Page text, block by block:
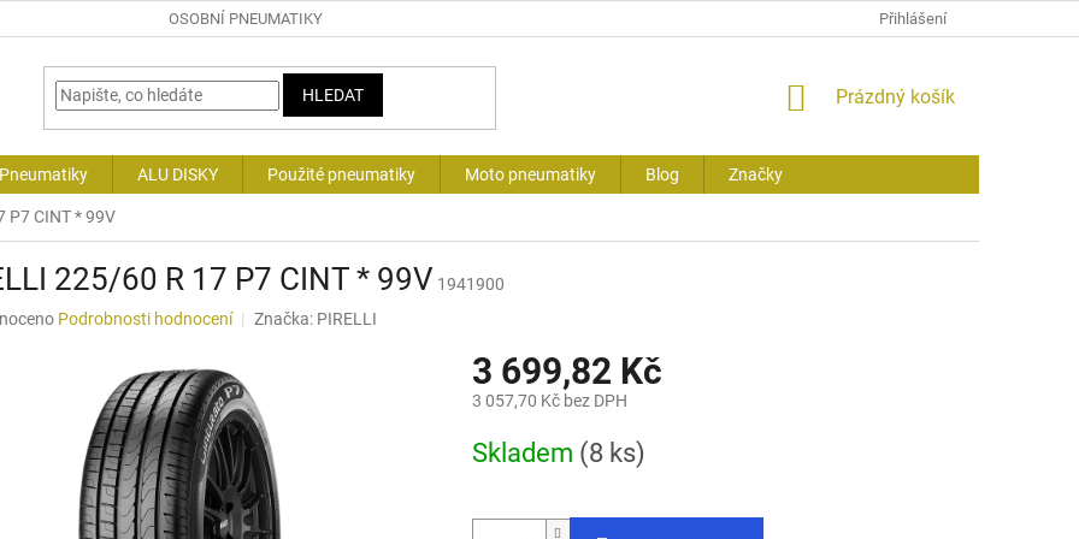
OSOBNÍ PNEUMATIKY Přihlášení
HLEDAT
NÁKUPNÍ
Prázdný košík
ALU DISKY Použité pneumatiky Moto pneumatiky Blog Značky
P7 CINT * 99V
225/60 R 17 P7 CINT * 99V 1941900
Podrobnosti hodnocení Značka: PIRELLI
3 699,82 Kč
3 057,70 Kč bez DPH
cena:
Skladem (8 ks)